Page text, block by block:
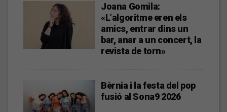
Joana Gomila:
«L’algoritme eren els
amics, entrar dins un
bar, anar a un concert, la
revista de torn»
Bèrnia i la festa del pop
fusió al Sona9 2026